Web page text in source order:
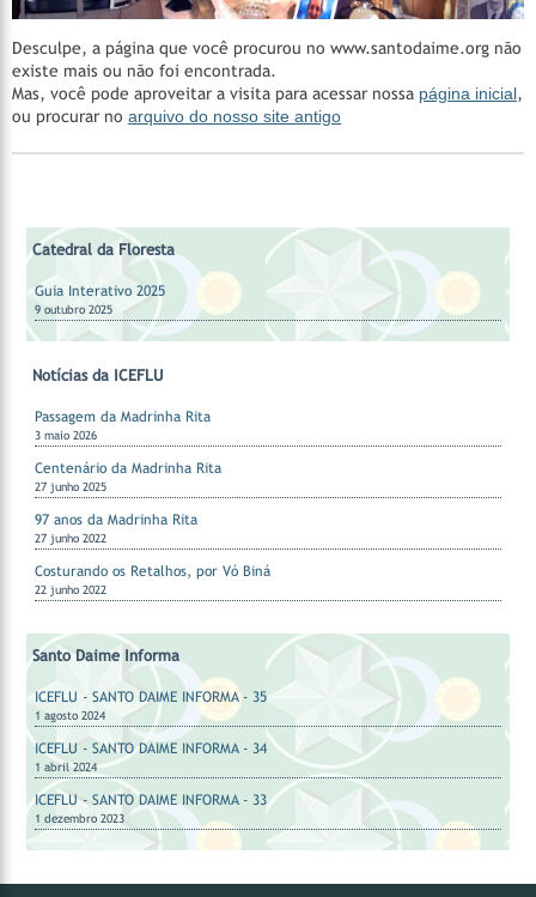
Desculpe, a página que você procurou no www.santodaime.org não
existe mais ou não foi encontrada.
Mas, você pode aproveitar a visita para acessar nossa página inicial,
ou procurar no arquivo do nosso site antigo
Catedral da Floresta
Guia Interativo 2025
9 outubro 2025
Notícias da ICEFLU
Passagem da Madrinha Rita
3 maio 2026
Centenário da Madrinha Rita
27 junho 2025
97 anos da Madrinha Rita
27 junho 2022
Costurando os Retalhos, por Vó Biná
22 junho 2022
Santo Daime Informa
ICEFLU - SANTO DAIME INFORMA - 35
1 agosto 2024
ICEFLU - SANTO DAIME INFORMA - 34
1 abril 2024
ICEFLU - SANTO DAIME INFORMA - 33
1 dezembro 2023